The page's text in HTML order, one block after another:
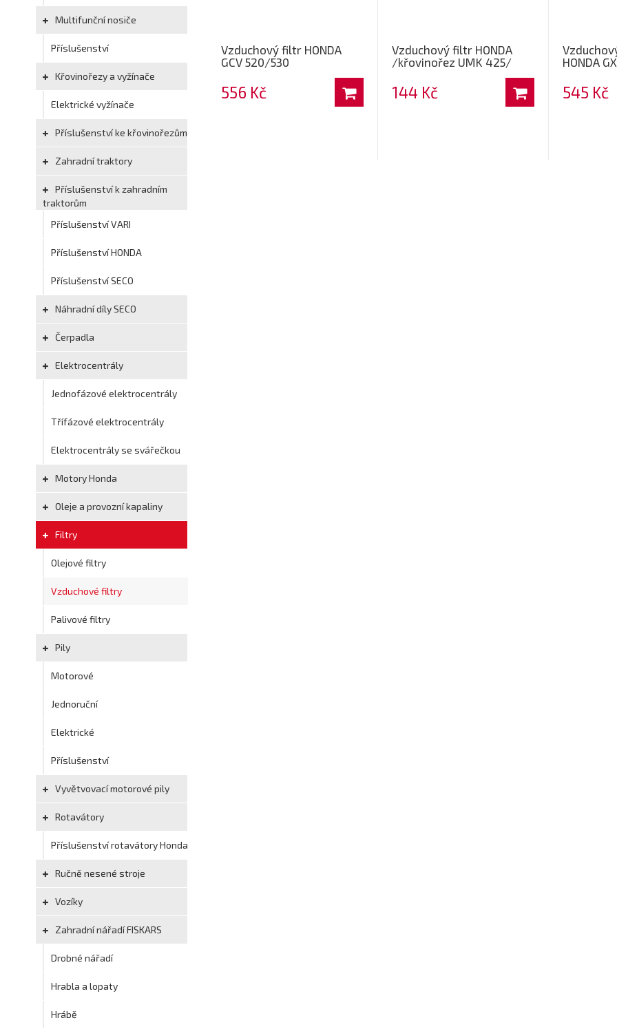
Multifunční nosiče
Příslušenství
Křovinořezy a vyžínače
Elektrické vyžínače
Příslušenství ke křovinořezům
Zahradní traktory
Příslušenství k zahradním
traktorům
Příslušenství VARI
Příslušenství HONDA
Příslušenství SECO
Náhradní díly SECO
Čerpadla
Elektrocentrály
Jednofázové elektrocentrály
Třífázové elektrocentrály
Elektrocentrály se svářečkou
Motory Honda
Oleje a provozní kapaliny
Filtry
Olejové filtry
Vzduchové filtry
Palivové filtry
Pily
Motorové
Jednoruční
Elektrické
Příslušenství
Vyvětvovací motorové pily
Rotavátory
Příslušenství rotavátory Honda
Ručně nesené stroje
Vozíky
Zahradní nářadí FISKARS
Drobné nářadí
Hrabla a lopaty
Hrábě
Vzduchový filtr HONDA
GCV 520/530
556 Kč
Vzduchový filtr HONDA
/křovinořez UMK 425/
144 Kč
HONDA
545 Kč